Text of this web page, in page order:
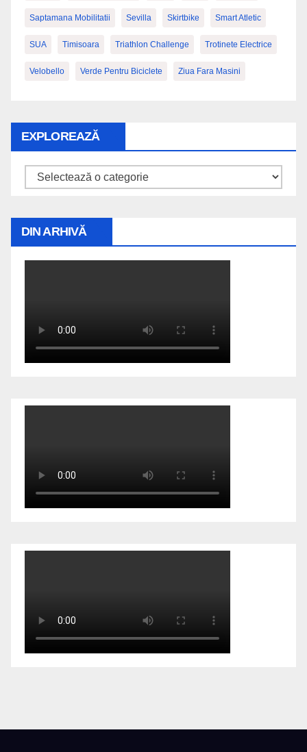
Saptamana Mobilitatii Sevilla Skirtbike Smart Atletic
SUA Timisoara Triathlon Challenge Trotinete Electrice
Velobello Verde Pentru Biciclete Ziua Fara Masini
EXPLOREAZĂ
Explorează
DIN ARHIVĂ